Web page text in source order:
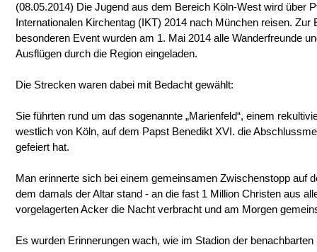
(08.05.2014) Die Jugend aus dem Bereich Köln-West wird über
Internationalen Kirchentag (IKT) 2014 nach München reisen. Zur
besonderen Event wurden am 1. Mai 2014 alle Wanderfreunde
Ausflügen durch die Region eingeladen.
Die Strecken waren dabei mit Bedacht gewählt:
Sie führten rund um das sogenannte „Marienfeld“, einem
westlich von Köln, auf dem Papst Benedikt XVI. die
gefeiert hat.
Man erinnerte sich bei einem gemeinsamen Zwischenstopp auf
dem damals der Altar stand - an die fast 1 Million Christen aus
vorgelagerten Acker die Nacht verbracht und am Morgen
Es wurden Erinnerungen wach, wie im Stadion der